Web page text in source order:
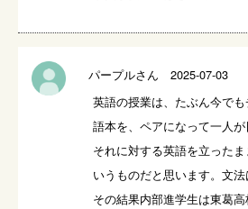
パープルさん 2025-07-03
英語の授業は、たぶん今で
語本を、ペアになって一人
それに対する英語を立った
いうものだと思います。文法
その結果内部進学生は東葛